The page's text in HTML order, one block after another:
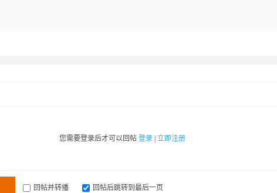
您需要登录后才可以回帖 登录 立即注册
回帖并转播 回帖后跳转到最后一页